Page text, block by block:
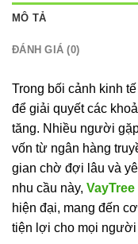
MÔ TẢ
ĐÁNH GIÁ (0)
Trong bối cảnh kinh
để giải quyết các
tăng. Nhiều người
vốn từ ngân hàng
gian chờ đợi lâu và
nhu cầu này, VayTree
hiện đại, mang đến
tiện lợi cho mọi người